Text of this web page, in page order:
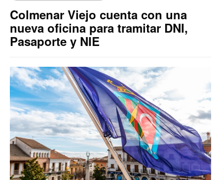
Colmenar Viejo cuenta con una
nueva oficina para tramitar DNI,
Pasaporte y NIE